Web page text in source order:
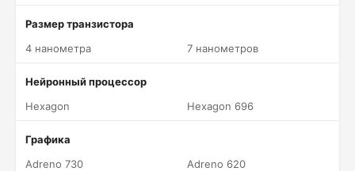
Размер транзистора
4 нанометра
7 нанометров
Нейронный процессор
Hexagon
Hexagon 696
Графика
Adreno 730
Adreno 620